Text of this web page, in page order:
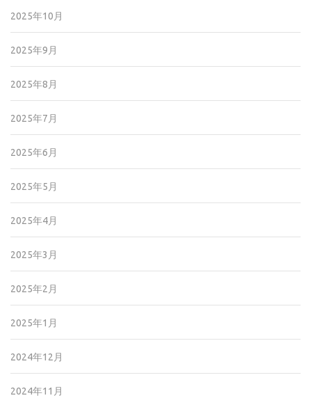
2025年10月
2025年9月
2025年8月
2025年7月
2025年6月
2025年5月
2025年4月
2025年3月
2025年2月
2025年1月
2024年12月
2024年11月